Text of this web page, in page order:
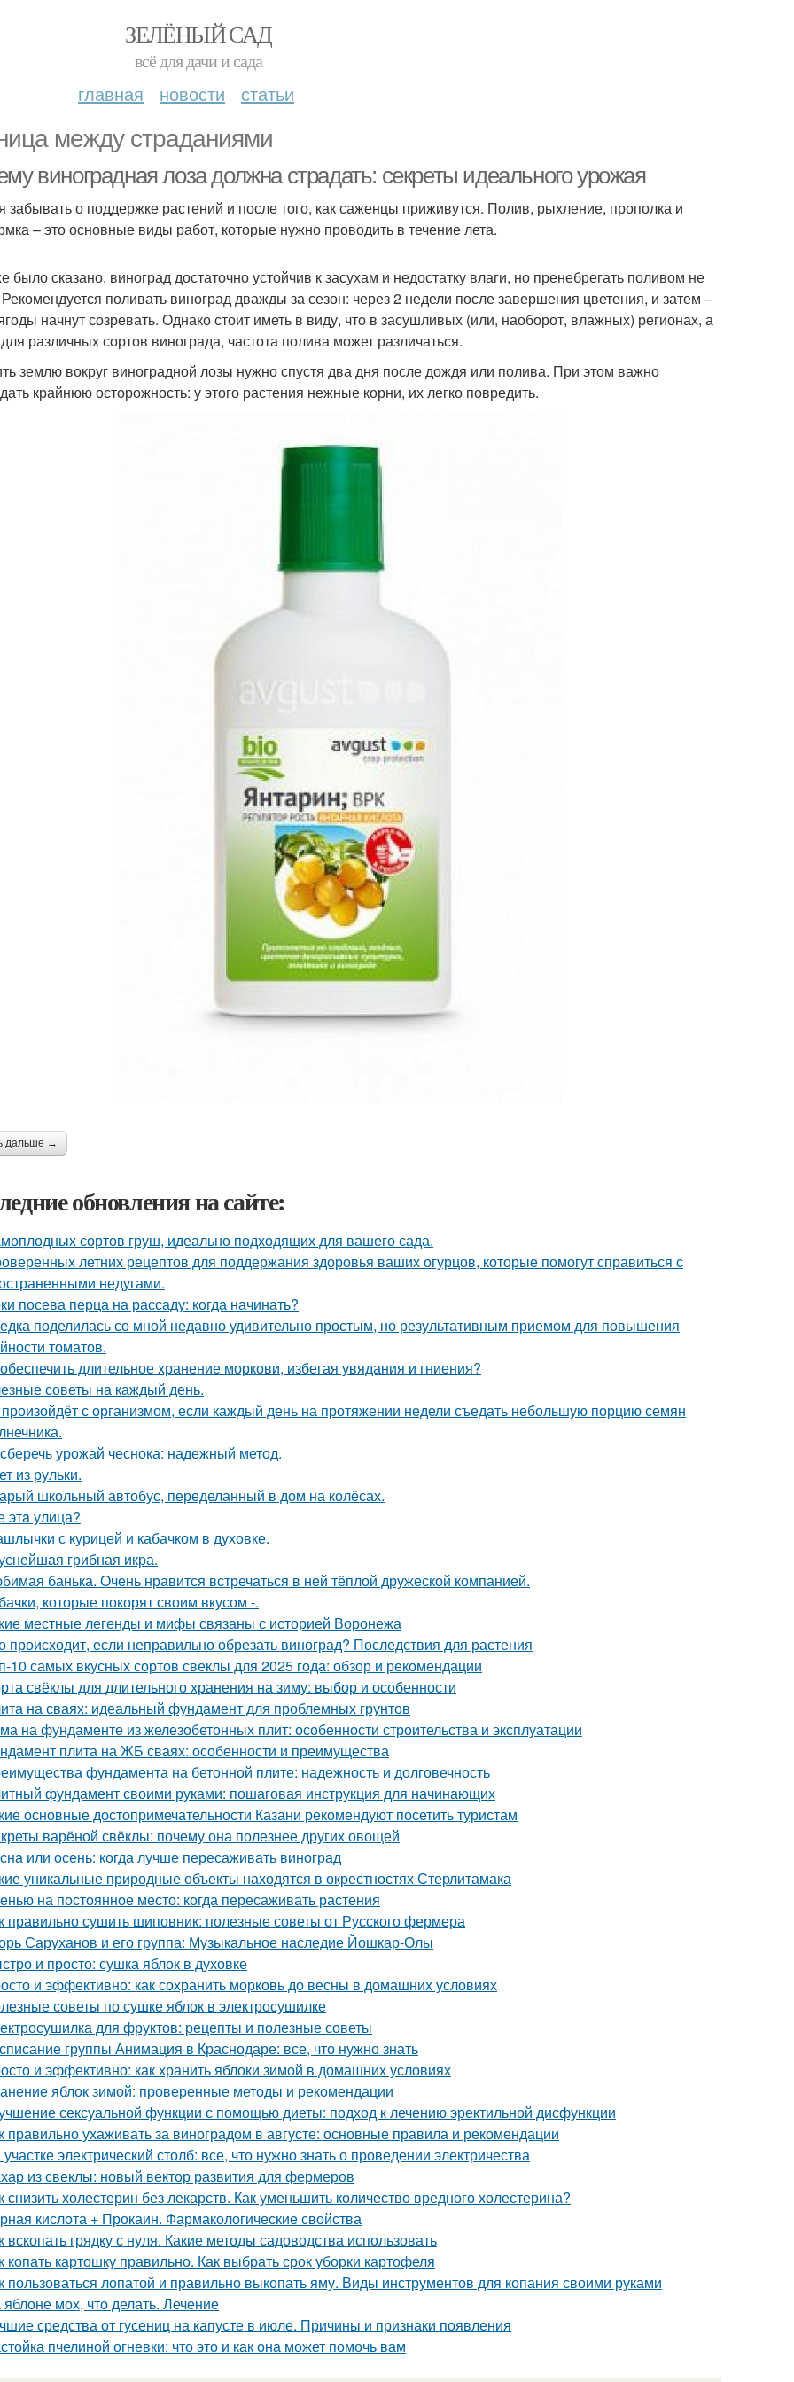
ЗЕЛЁНЫЙ САД
всё для дачи и сада
главная новости статьи
между страданиями
виноградная лоза должна страдать: секреты идеального урожая
забывать о поддержке растений и после того, как саженцы приживутся. Полив, рыхление, прополка и
– это основные виды работ, которые нужно проводить в течение лета.
было сказано, виноград достаточно устойчив к засухам и недостатку влаги, но пренебрегать поливом не
Рекомендуется поливать виноград дважды за сезон: через 2 недели после завершения цветения, и затем –
начнут созревать. Однако стоит иметь в виду, что в засушливых (или, наоборот, влажных) регионах, а
различных сортов винограда, частота полива может различаться.
землю вокруг виноградной лозы нужно спустя два дня после дождя или полива. При этом важно
крайнюю осторожность: у этого растения нежные корни, их легко повредить.
дальше →
обновления на сайте:
сортов груш, идеально подходящих для вашего сада.
летних рецептов для поддержания здоровья ваших огурцов, которые помогут справиться с
недугами.
посева перца на рассаду: когда начинать?
поделилась со мной недавно удивительно простым, но результативным приемом для повышения
томатов.
длительное хранение моркови, избегая увядания и гниения?
советы на каждый день.
с организмом, если каждый день на протяжении недели съедать небольшую порцию семян
урожай чеснока: надежный метод.
из рульки.
школьный автобус, переделанный в дом на колёсах.
этa улица?
с курицей и кабачком в духовке.
грибная икра.
банька. Очень нравится встречаться в ней тёплой дружеской компанией.
которые покорят своим вкусом -.
местные легенды и мифы связаны с историей Воронежа
происходит, если неправильно обрезать виноград? Последствия для растения
10 самых вкусных сортов свеклы для 2025 года: обзор и рекомендации
свёклы для длительного хранения на зиму: выбор и особенности
на сваях: идеальный фундамент для проблемных грунтов
на фундаменте из железобетонных плит: особенности строительства и эксплуатации
плита на ЖБ сваях: особенности и преимущества
фундамента на бетонной плите: надежность и долговечность
фундамент своими руками: пошаговая инструкция для начинающих
основные достопримечательности Казани рекомендуют посетить туристам
варёной свёклы: почему она полезнее других овощей
или осень: когда лучше пересаживать виноград
уникальные природные объекты находятся в окрестностях Стерлитамака
на постоянное место: когда пересаживать растения
правильно сушить шиповник: полезные советы от Русского фермера
Саруханов и его группа: Музыкальное наследие Йошкар-Олы
и просто: сушка яблок в духовке
и эффективно: как сохранить морковь до весны в домашних условиях
советы по сушке яблок в электросушилке
для фруктов: рецепты и полезные советы
группы Анимация в Краснодаре: все, что нужно знать
и эффективно: как хранить яблоки зимой в домашних условиях
яблок зимой: проверенные методы и рекомендации
сексуальной функции с помощью диеты: подход к лечению эректильной дисфункции
правильно ухаживать за виноградом в августе: основные правила и рекомендации
электрический столб: все, что нужно знать о проведении электричества
из свеклы: новый вектор развития для фермеров
снизить холестерин без лекарств. Как уменьшить количество вредного холестерина?
кислота + Прокаин. Фармакологические свойства
вскопать грядку с нуля. Какие методы садоводства использовать
копать картошку правильно. Как выбрать срок уборки картофеля
пользоваться лопатой и правильно выкопать яму. Виды инструментов для копания своими руками
мох, что делать. Лечение
средства от гусениц на капусте в июле. Причины и признаки появления
пчелиной огневки: что это и как она может помочь вам